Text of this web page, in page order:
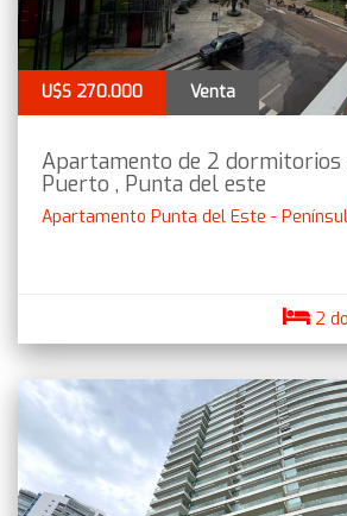
U$S 270.000 Venta
Apartamento de 2 dormitorios
Puerto , Punta del este
Apartamento Punta del Este -
2